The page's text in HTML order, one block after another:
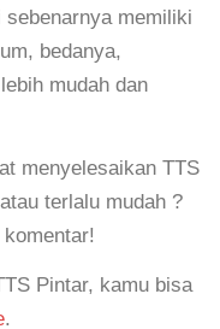
memiliki
bedanya,
mudah dan
menyelesaikan TTS
terlalu mudah ?
Pintar, kamu bisa
.